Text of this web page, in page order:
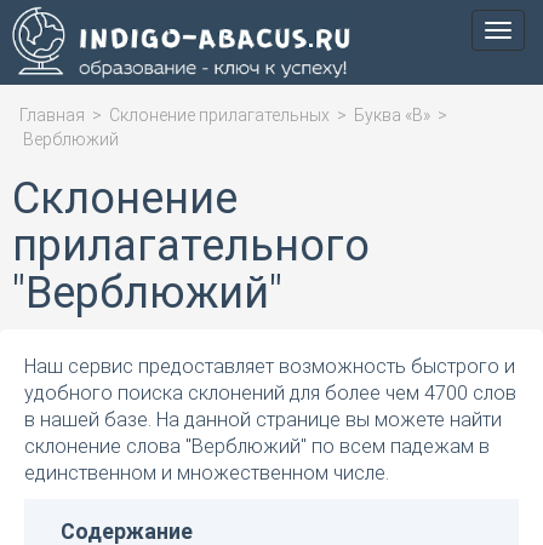
Меню
Главная > Склонение прилагательных > Буква «В» >
Верблюжий
Склонение
прилагательного
"Верблюжий"
Наш сервис предоставляет возможность быстрого и
удобного поиска склонений для более чем 4700 слов
в нашей базе. На данной странице вы можете найти
склонение слова "Верблюжий" по всем падежам в
единственном и множественном числе.
Содержание